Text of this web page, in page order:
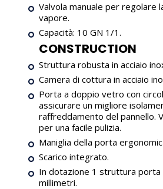
Valvola manuale per regolare
vapore.
Capacità: 10 GN 1/1.
CONSTRUCTION
Struttura robusta in acciaio
Camera di cottura in acciaio
Porta a doppio vetro con
assicurare un migliore
raffreddamento del pannello.
per una facile pulizia.
Maniglia della porta
Scarico integrato.
In dotazione 1 struttura porta
millimetri.